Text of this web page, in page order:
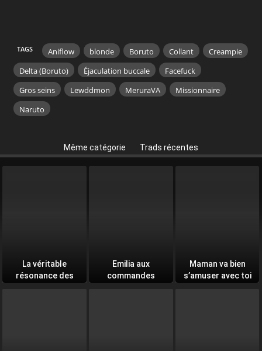
TAGS Aniflow blonde Boruto Collant
Creampie
Delta (Boruto)
Éjaculation buccale
Facefuck
Gros seins
Lewddmon MeruraVA
Missionnaire
Naruto
Même catégorie Trads récentes
La véritable
résonance des
Emilia aux
commandes
Maman va bien
s’amuser avec toi